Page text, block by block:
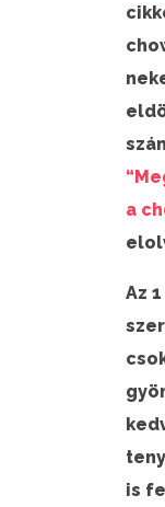
a
Az
is